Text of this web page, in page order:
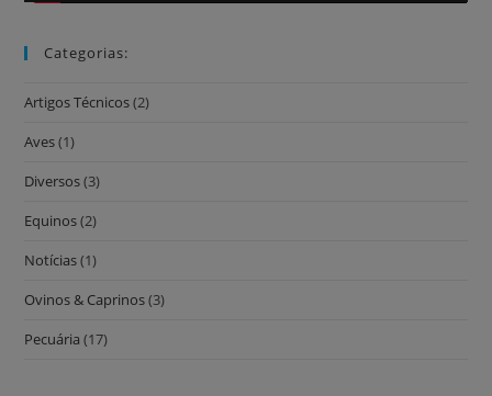
Categorias:
Artigos Técnicos(2)
Aves(1)
Diversos(3)
Equinos(2)
Notícias(1)
Ovinos & Caprinos(3)
Pecuária (17)